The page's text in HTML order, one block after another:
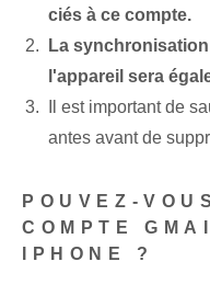
ciés à ce compte.
La
l'appareil sera
Il est⁤ important de
antes⁢ avant de
POUVEZ-
COMPTE
IPHONE ?